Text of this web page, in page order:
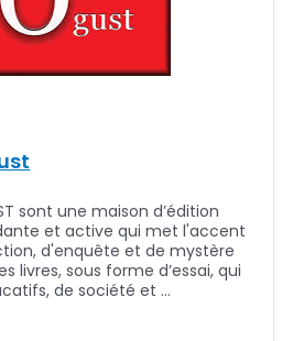
sont une maison d’édition
et active qui met l'accent
d'enquête et de mystère
livres, sous forme d’essai, qui
de société et …